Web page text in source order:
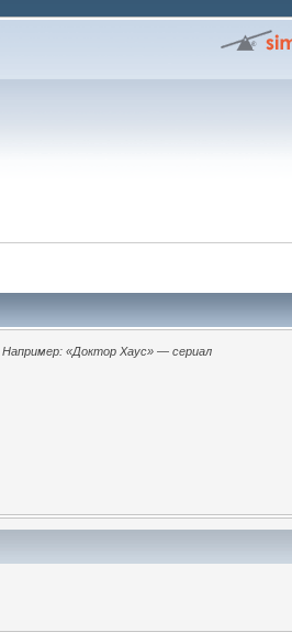
Например: «Доктор Хаус» — сериал